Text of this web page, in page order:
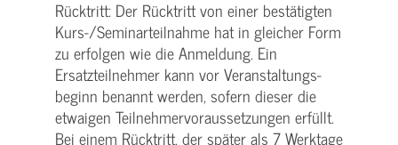
Rücktritt: Der Rücktritt von einer bestätigten
Kurs-/­Seminarteilnahme hat in gleicher Form
zu erfolgen wie die Anmeldung. Ein
Ersatzteilnehmer kann vor Veranstaltungs­
beginn benannt werden, sofern dieser die
etwaigen Teilnehmer­voraussetzungen erfüllt.
Bei einem Rücktritt, der später als 7 Werktage